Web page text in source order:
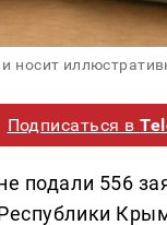
носит
Подписаться в
подали 556